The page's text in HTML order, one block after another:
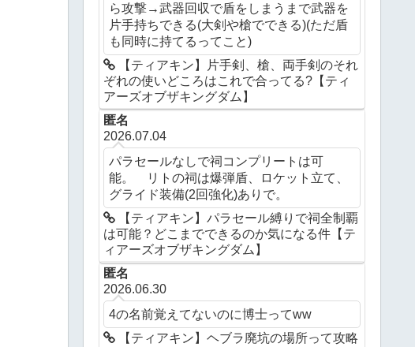
ら攻撃→武器回収で盾をしまうまで武器を
片手持ちできる(大剣や槍でできる)(ただ盾
も同時に持てるってこと)
【ティアキン】片手剣、槍、両手剣のそれ
ぞれの使いどころはこれで合ってる?【ティ
アーズオブザキングダム】
匿名
2026.07.04
パラセールなしで祠コンプリートは可
能。 リトの祠は爆弾盾、ロケット立て、
グライド装備(2回強化)ありで。
【ティアキン】パラセール縛りで祠全制覇
は可能？どこまでできるのか気になる件【テ
ィアーズオブザキングダム】
匿名
2026.06.30
4の名前覚えてないのに博士ってww
【ティアキン】ヘブラ廃坑の場所って攻略